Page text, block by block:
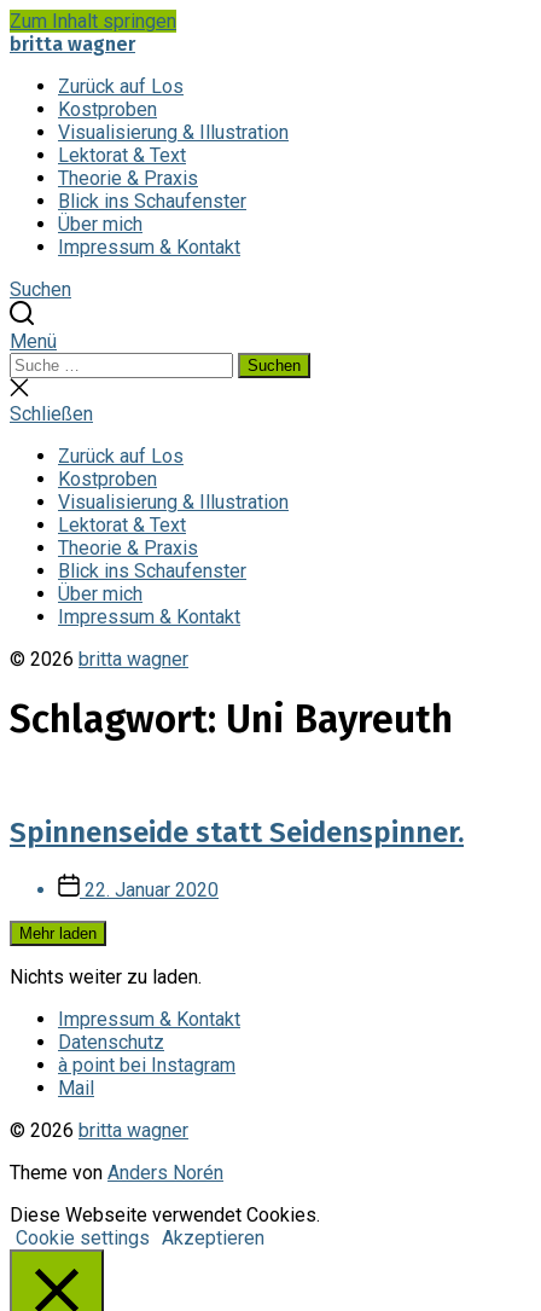
Zum Inhalt springen
britta wagner
Zurück auf Los
Kostproben
Visualisierung & Illustration
Lektorat & Text
Theorie & Praxis
Blick ins Schaufenster
Über mich
Impressum & Kontakt
Suchen
Menü
Suchen
nach:
Suchen
Suche
schließen
Schließen
Zurück auf Los
Kostproben
Visualisierung & Illustration
Lektorat & Text
Theorie & Praxis
Blick ins Schaufenster
Über mich
Impressum & Kontakt
© 2026 britta wagner
Schlagwort: Uni Bayreuth
Spinnenseide statt Seidenspinner.
Veröffentlichungsdatum
22. Januar 2020
Mehr laden
Nichts weiter zu laden.
Impressum & Kontakt
Datenschutz
à point bei Instagram
Mail
© 2026 britta wagner
Theme von Anders Norén
Diese Webseite verwendet Cookies.
Cookie settings Akzeptieren